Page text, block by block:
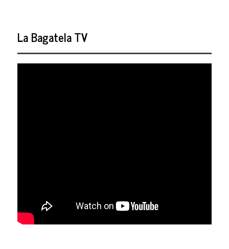
La Bagatela TV